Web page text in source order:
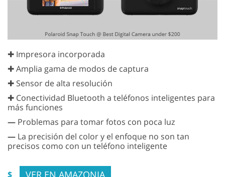
✚ Impresora incorporada
✚ Amplia gama de modos de captura
✚ Sensor de alta resolución
✚ Conectividad Bluetooth a teléfonos inteligentes para
más funciones
— Problemas para tomar fotos con poca luz
— La precisión del color y el enfoque no son tan
precisos como con un teléfono inteligente
$ VER EN AMAZONIA